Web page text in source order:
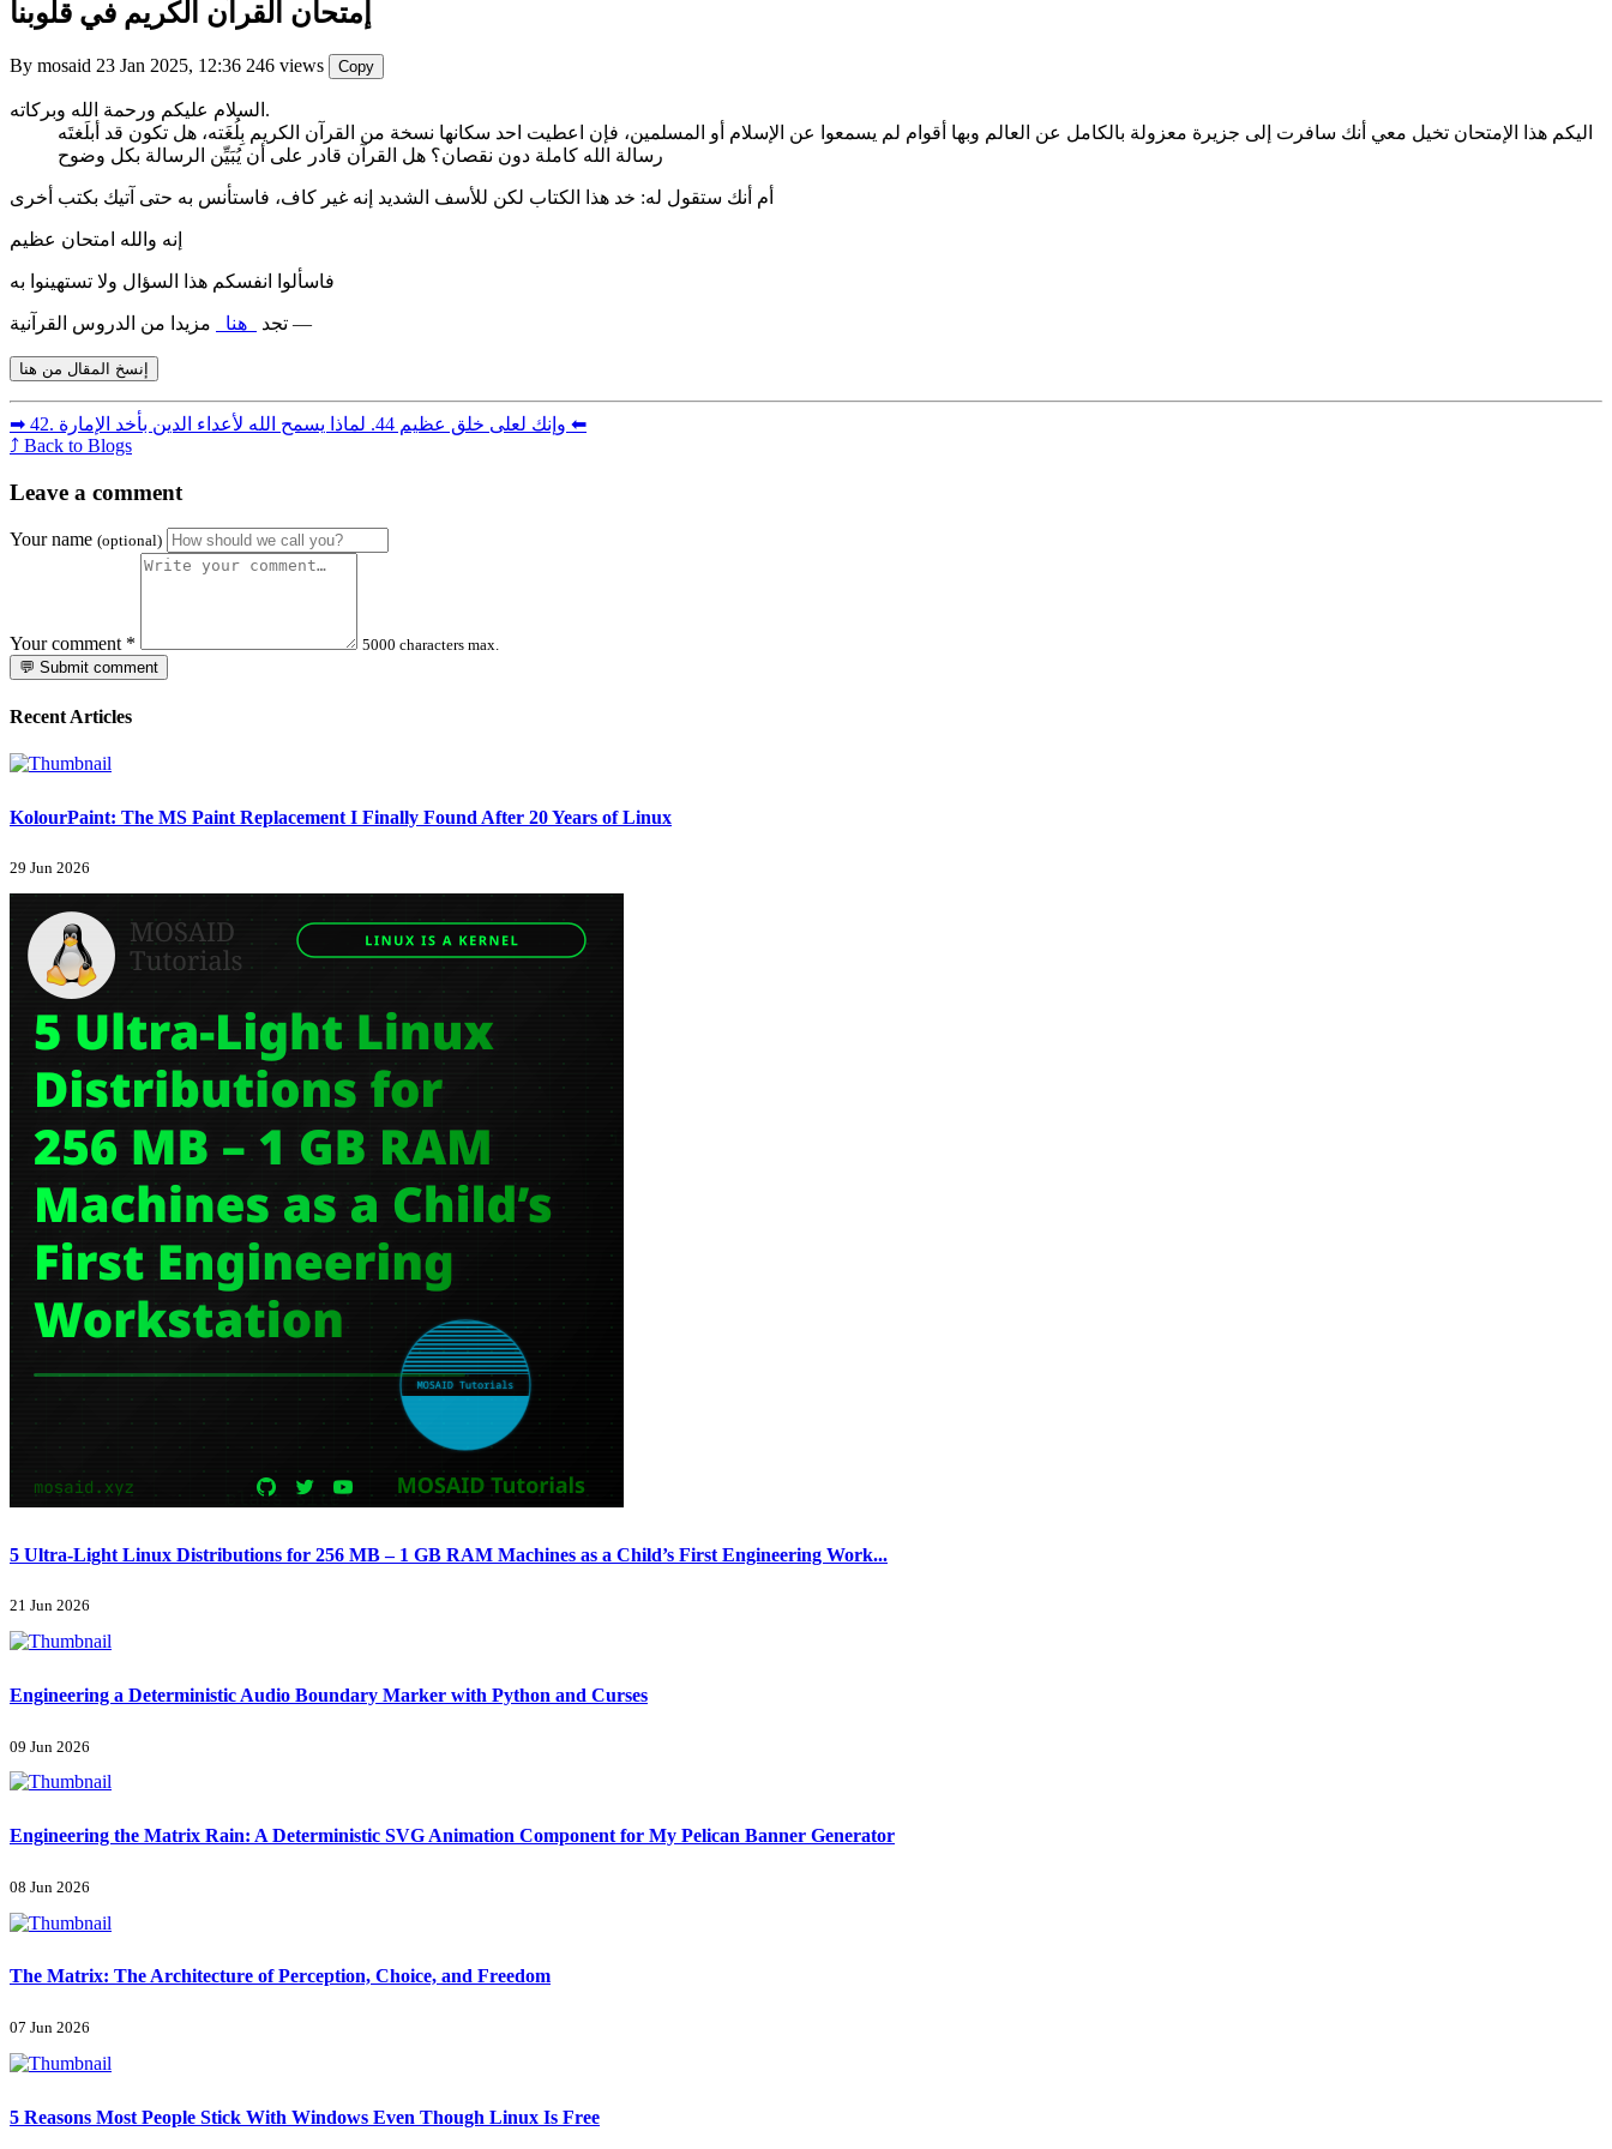
إمتحان القرآن الكريم في قلوبنا
By mosaid 23 Jan 2025, 12:36 246 views Copy
السلام عليكم ورحمة الله وبركاته.
اليكم هذا الإمتحان تخيل معي أنك سافرت إلى جزيرة معزولة بالكامل عن العالم وبها أقوام لم يسمعوا عن الإسلام أو المسلمين، فإن اعطيت احد سكانها نسخة من القرآن الكريم بِلُغَته، هل تكون قد أبلَغتَه
رسالة الله كاملة دون نقصان؟ هل القرآن قادر على أن يُبَيِّن الرسالة بكل وضوح
أم أنك ستقول له: خد هذا الكتاب لكن للأسف الشديد إنه غير كاف، فاستأنس به حتى آتيك بكتب أخرى
إنه والله امتحان عظيم
فاسألوا انفسكم هذا السؤال ولا تستهينوا به
تجد هنا مزيدا من الدروس القرآنية —
إنسخ المقال من هنا
➡︎ 42. وإنك لعلى خلق عظيم 44. لماذا يسمح الله لأعداء الدين بأخد الإمارة ⬅︎
⤴ Back to Blogs
Leave a comment
Your name (optional)
Your comment *
5000 characters max.
💬 Submit comment
Recent Articles
KolourPaint: The MS Paint Replacement I Finally Found After 20 Years of Linux
29 Jun 2026
5 Ultra-Light Linux Distributions for 256 MB – 1 GB RAM Machines as a Child’s First Engineering Work...
21 Jun 2026
Engineering a Deterministic Audio Boundary Marker with Python and Curses
09 Jun 2026
Engineering the Matrix Rain: A Deterministic SVG Animation Component for My Pelican Banner Generator
08 Jun 2026
The Matrix: The Architecture of Perception, Choice, and Freedom
07 Jun 2026
5 Reasons Most People Stick With Windows Even Though Linux Is Free